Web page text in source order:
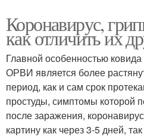
Коронавирус,
как отличить их
Главной особенностью
ОРВИ является более
период, как и сам срок
простуды, симптомы которой
после заражения,
картину как через 3-5 дней,